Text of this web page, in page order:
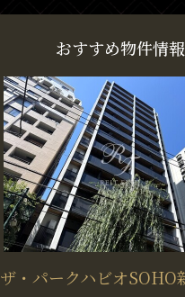
おすすめ物件情報
ザ・パークハビオSOHO